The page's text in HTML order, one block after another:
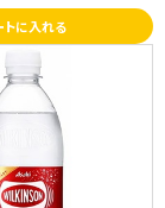
トに入れる